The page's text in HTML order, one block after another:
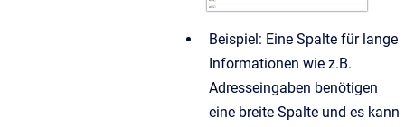
Beispiel: Eine Spalte für lange
Informationen wie z.B.
Adresseingaben benötigen
eine breite Spalte und es kann